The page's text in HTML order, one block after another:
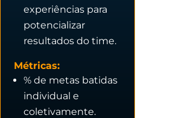
experiências para
potencializar
resultados do time.
Métricas:
% de metas batidas
individual e
coletivamente.